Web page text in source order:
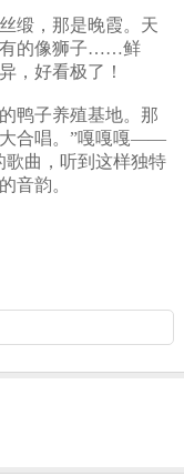
缎，那是晚霞。天
有的像狮子……鲜
，好看极了！
鸭子养殖基地。那
大合唱。”嘎嘎嘎——
曲，听到这样独特
音韵。